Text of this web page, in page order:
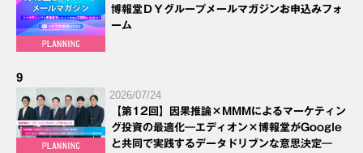
博報堂ＤＹグループメールマガジンお申込みフォ
ーム
9
2026/07/24
【第12回】因果推論×MMMによるマーケティン
グ投資の最適化―エディオン×博報堂がGoogle
と共同で実践するデータドリブンな意思決定―